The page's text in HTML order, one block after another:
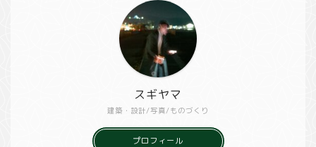
建築・設計/写真/ものづくり
スギヤマ
プロフィール